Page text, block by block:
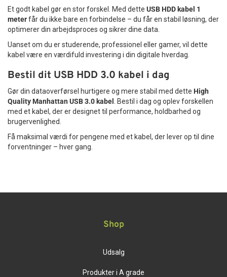
Et godt kabel gør en stor forskel. Med dette USB HDD kabel 1
meterfår du ikke bare en forbindelse – du får en stabil løsning, der
optimerer din arbejdsproces og sikrer dine data.
Uanset om du er studerende, professionel eller gamer, vil dette
kabel være en værdifuld investering i din digitale hverdag.
Bestil dit USB HDD 3.0 kabel i dag
Gør din dataoverførsel hurtigere og mere stabil med dette High
Quality Manhattan USB 3.0 kabel
. Bestil i dag og oplev forskellen
med et kabel, der er designet til performance, holdbarhed og
brugervenlighed.
Få maksimal værdi for pengene med et kabel, der lever op til dine
forventninger – hver gang.
Shop
Udsalg
Produkter i A grade